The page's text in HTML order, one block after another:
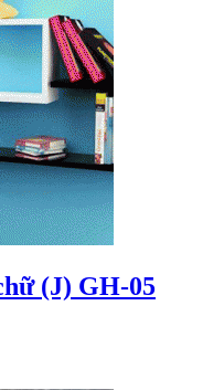
(J) GH-05